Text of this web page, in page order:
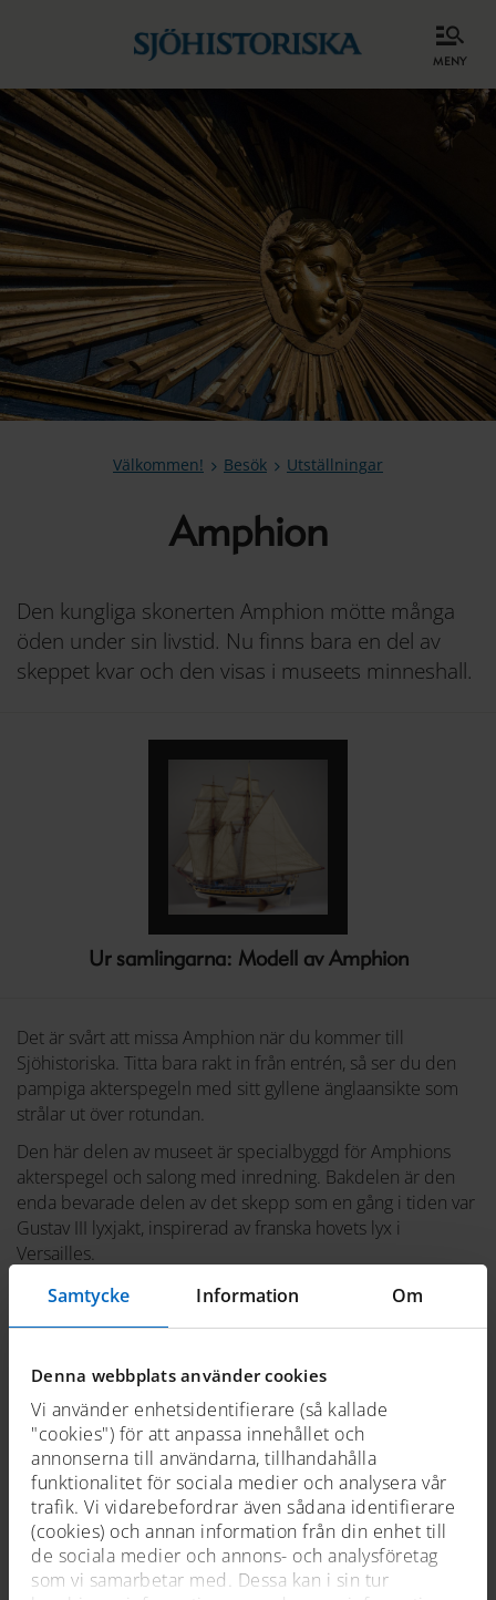
Samtycke Information Om
Denna webbplats använder cookies
Vi använder enhetsidentifierare (så kallade
"cookies") för att anpassa innehållet och
annonserna till användarna, tillhandahålla
funktionalitet för sociala medier och analysera vår
trafik. Vi vidarebefordrar även sådana identifierare
(cookies) och annan information från din enhet till
de sociala medier och annons- och analysföretag
som vi samarbetar med. Dessa kan i sin tur
meny
Välkommen! Besök Utställningar
Amphion
Den kungliga skonerten Amphion mötte många
öden under sin livstid. Nu finns bara en del av
skeppet kvar och den visas i museets minneshall.
Ur samlingarna: Modell av Amphion
Det är svårt att missa Amphion när du kommer till
Sjöhistoriska. Titta bara rakt in från entrén, så ser du den
pampiga akterspegeln med sitt gyllene änglaansikte som
strålar ut över rotundan.
Den här delen av museet är specialbyggd för Amphions
akterspegel och salong med inredning. Bakdelen är den
enda bevarade delen av det skepp som en gång i tiden var
Gustav III lyxjakt, inspirerad av franska hovets lyx i
Versailles.
Amphion tillhör museets basutställningar och här kan du